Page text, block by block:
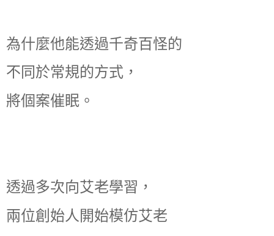
為什麼他能透過千奇百怪的
不同於常規的方式，
將個案催眠。
透過多次向艾老學習，
兩位創始人開始模仿艾老